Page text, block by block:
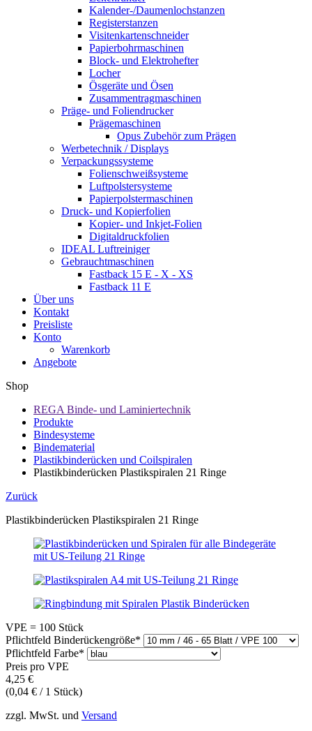
Kalender-/Daumenlochstanzen
Registerstanzen
Visitenkartenschneider
Papierbohrmaschinen
Block- und Elektrohefter
Locher
Ösgeräte und Ösen
Zusammentragmaschinen
Präge- und Foliendrucker
Prägemaschinen
Opus Zubehör zum Prägen
Werbetechnik / Displays
Verpackungssysteme
Folienschweißsysteme
Luftpolstersysteme
Papierpolstermaschinen
Druck- und Kopierfolien
Kopier- und Inkjet-Folien
Digitaldruckfolien
IDEAL Luftreiniger
Gebrauchtmaschinen
Fastback 15 E - X - XS
Fastback 11 E
Über uns
Kontakt
Preisliste
Konto
Warenkorb
Angebote
Shop
REGA Binde- und Laminiertechnik
Produkte
Bindesysteme
Bindematerial
Plastikbinderücken und Coilspiralen
Plastikbinderücken Plastikspiralen 21 Ringe
Zurück
Plastikbinderücken Plastikspiralen 21 Ringe
VPE = 100 Stück
Pflichtfeld Binderückengröße*
Pflichtfeld Farbe*
Preis pro VPE
4,25 €
(0,04 € / 1 Stück)
zzgl. MwSt. und Versand